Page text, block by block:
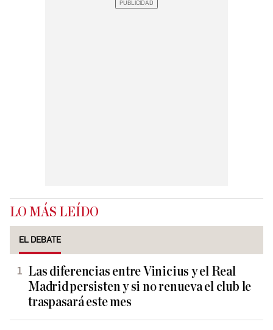
LO MÁS LEÍDO
EL DEBATE
Las diferencias entre Vinicius y el Real
Madrid persisten y si no renueva el club le
traspasará este mes